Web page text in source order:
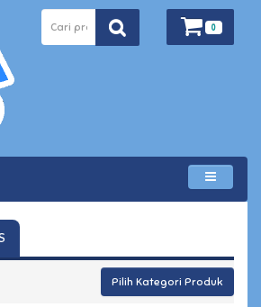
0
Pilih Kategori Produk